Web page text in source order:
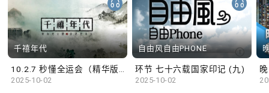
千禧年代
2025-10-02
自由风自由PHONE
环节 七十六载国家印记 (九)
2025-10-02